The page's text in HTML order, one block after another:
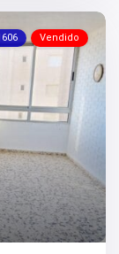
Vendido